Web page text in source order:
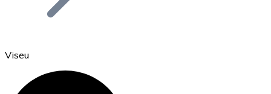
Viseu